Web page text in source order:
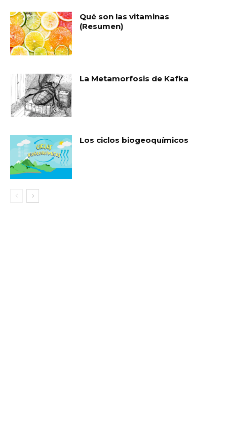
Qué son las vitaminas
(Resumen)
La Metamorfosis de Kafka
Los ciclos biogeoquímicos